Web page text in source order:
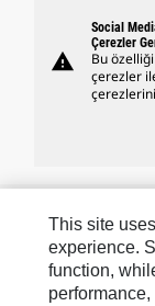
warning
Social
Çerezler
Bu
çerezler
Caterpillar.com
This site
experience.
function,